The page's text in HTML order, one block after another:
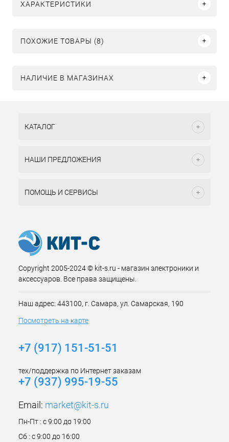
ХАРАКТЕРИСТИКИ
ПОХОЖИЕ ТОВАРЫ (8)
НАЛИЧИЕ В МАГАЗИНАХ
КАТАЛОГ
НАШИ ПРЕДЛОЖЕНИЯ
ПОМОЩЬ И СЕРВИСЫ
Copyright 2005-2024 © kit-s.ru - магазин электроники и
аксессуаров. Все права защищены.
Наш адрес: 443100, г. Самара, ул. Самарская, 190
Посмотреть на карте
+7 (917) 151-51-51
тех/поддержка по Интернет заказам
+7 (937) 995-19-55
Email: market@kit-s.ru
Пн-Пт : с 9:00 до 19:00
Сб : с 9:00 до 16:00